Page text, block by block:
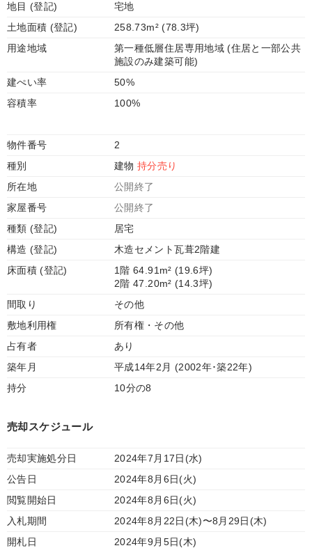
地目 (登記)
宅地
土地面積 (登記)
258.73m² (78.3坪)
用途地域
第一種低層住居専用地域 (住居と一部公共
施設のみ建築可能)
建ぺい率
50%
容積率
100%
物件番号
2
種別
建物持分売り
所在地
公開終了
家屋番号
公開終了
種類 (登記)
居宅
構造 (登記)
木造セメント瓦葺2階建
床面積 (登記)
1階 64.91m² (19.6坪)
2階 47.20m² (14.3坪)
間取り
その他
敷地利用権
所有権・その他
占有者
あり
築年月
平成14年2月 (2002年･築22年)
持分
10分の8
売却スケジュール
売却実施処分日
2024年7月17日(水)
公告日
2024年8月6日(火)
閲覧開始日
2024年8月6日(火)
入札期間
2024年8月22日(木)〜8月29日(木)
開札日
2024年9月5日(木)